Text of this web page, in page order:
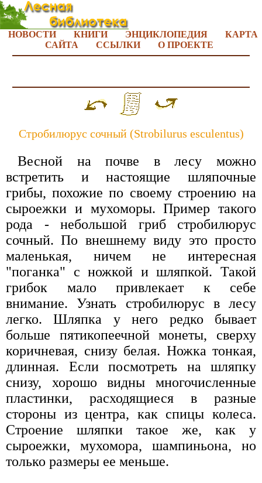
НОВОСТИ КНИГИ ЭНЦИКЛОПЕДИЯ
КАРТА
САЙТА
ССЫЛКИ О ПРОЕКТЕ
Стробилюрус сочный (Strobilurus esculentus)
Весной на почве в лесу можно
встретить и настоящие шляпочные
грибы, похожие по своему строению на
сыроежки и мухоморы. Пример такого
рода - небольшой гриб стробилюрус
сочный. По внешнему виду это просто
маленькая, ничем не интересная
"поганка" с ножкой и шляпкой. Такой
грибок мало привлекает к себе
внимание. Узнать стробилюрус в лесу
легко. Шляпка у него редко бывает
больше пятикопеечной монеты, сверху
коричневая, снизу белая. Ножка тонкая,
длинная. Если посмотреть на шляпку
снизу, хорошо видны многочисленные
пластинки, расходящиеся в разные
стороны из центра, как спицы колеса.
Строение шляпки такое же, как у
сыроежки, мухомора, шампиньона, но
только размеры ее меньше.